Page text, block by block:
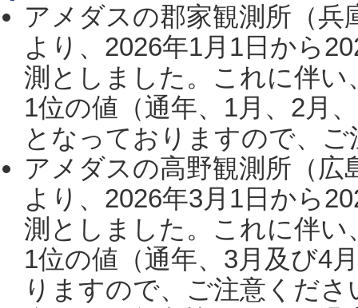
アメダスの郡家観測所（
より、2026年1月1日から
測としました。これに伴い
1位の値（通年、1月、2月
となっておりますので、
アメダスの高野観測所（
より、2026年3月1日から
測としました。これに伴い
1位の値（通年、3月及び4
りますので、ご注意くだ